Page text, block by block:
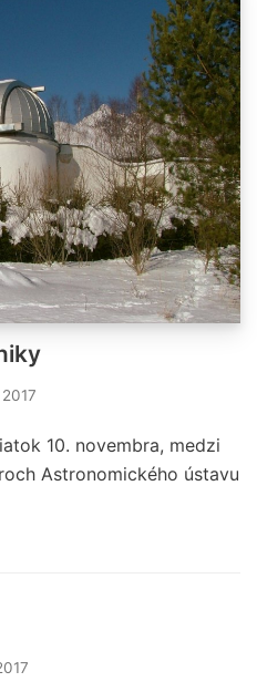
10. novembra, medzi
Astronomického ústavu